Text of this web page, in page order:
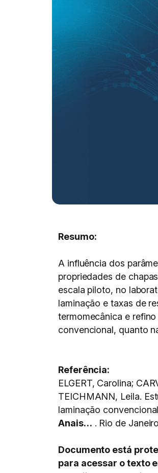
Resumo:
A influência dos
propriedades de
escala piloto, no
laminação e taxas de
termomecânica e
convencional, quanto
Referência:
ELGERT, Carolina;
TEICHMANN, Leila.
laminação
Anais… . Rio de
Documento está
para acessar o texto